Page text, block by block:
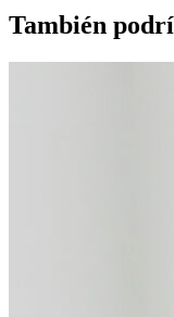
También